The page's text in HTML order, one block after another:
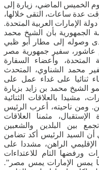
الخميس الماضي، زيارة إلى
عدة ساعات، التقى خلالها،
الإمارات العربية المتحدة.
بأن الشيخ محمد
وصوله إلى مطار أبو ظبي
عاشور، سفير جمهورية مصر
المتحدة، وأعضاء السفارة
محمد الشناوي، المتحدث
ثنائيا على غداء عمل على
محمد بن زايد بزيارة
مشيدا بالعلاقات الثنائية
ومن ناحيته، أعرب الرئيس
مثمنا العلاقات
بين البلدين والشعبين
السيد الرئيس أكد تضامن
الراهن، مشددا على
ورفضها التام للاعتداءات
“ما يمس الإمارات يمس مصر”.